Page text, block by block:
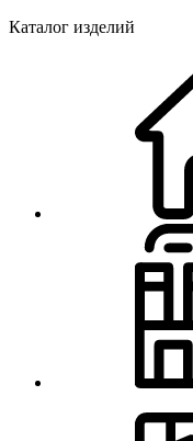
Каталог изделий